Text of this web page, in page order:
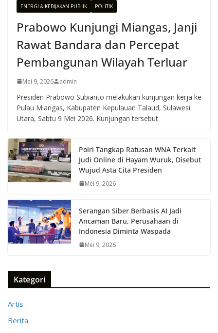
ENERGI & KEBIJAKAN PUBLIK POLITIK
Prabowo Kunjungi Miangas, Janji
Rawat Bandara dan Percepat
Pembangunan Wilayah Terluar
Mei 9, 2026 admin
Presiden Prabowo Subianto melakukan kunjungan kerja ke
Pulau Miangas, Kabupaten Kepulauan Talaud, Sulawesi
Utara, Sabtu 9 Mei 2026. Kunjungan tersebut
Polri Tangkap Ratusan WNA Terkait
Judi Online di Hayam Wuruk, Disebut
Wujud Asta Cita Presiden
Mei 9, 2026
Serangan Siber Berbasis AI Jadi
Ancaman Baru, Perusahaan di
Indonesia Diminta Waspada
Mei 9, 2026
Kategori
Artis
Berita